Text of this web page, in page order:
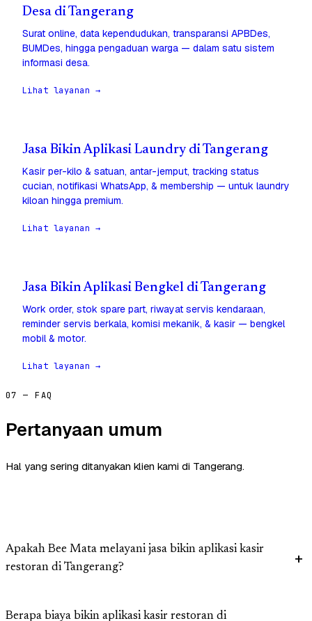
Desa di Tangerang
Surat online, data kependudukan, transparansi APBDes,
BUMDes, hingga pengaduan warga — dalam satu sistem
informasi desa.
Lihat layanan →
Jasa Bikin Aplikasi Laundry di Tangerang
Kasir per-kilo & satuan, antar-jemput, tracking status
cucian, notifikasi WhatsApp, & membership — untuk laundry
kiloan hingga premium.
Lihat layanan →
Jasa Bikin Aplikasi Bengkel di Tangerang
Work order, stok spare part, riwayat servis kendaraan,
reminder servis berkala, komisi mekanik, & kasir — bengkel
mobil & motor.
Lihat layanan →
07 — FAQ
Pertanyaan umum
Hal yang sering ditanyakan klien kami di Tangerang.
Apakah Bee Mata melayani jasa bikin aplikasi kasir
restoran di Tangerang?
Berapa biaya bikin aplikasi kasir restoran di